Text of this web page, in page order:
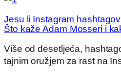
Jesu li Instagram
Što kaže Adam Mosseri i
Više od desetljeća,
tajnim oružjem za rast na